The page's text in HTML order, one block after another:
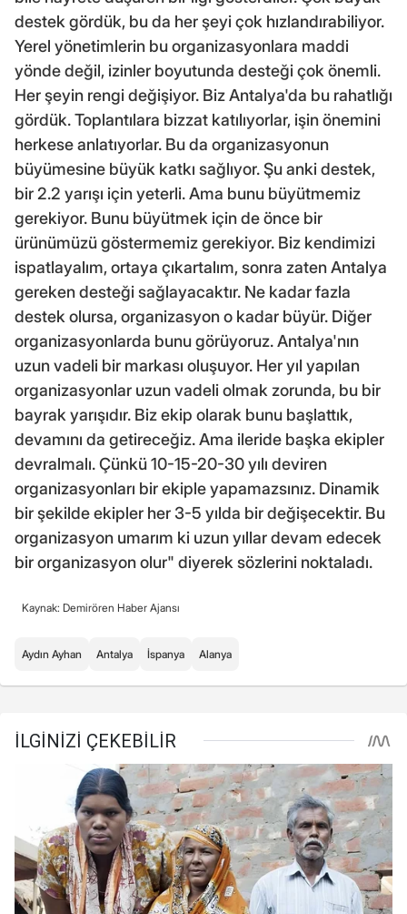
destek gördük, bu da her şeyi çok hızlandırabiliyor.
Yerel yönetimlerin bu organizasyonlara maddi
yönde değil, izinler boyutunda desteği çok önemli.
Her şeyin rengi değişiyor. Biz Antalya'da bu rahatlığı
gördük. Toplantılara bizzat katılıyorlar, işin önemini
herkese anlatıyorlar. Bu da organizasyonun
büyümesine büyük katkı sağlıyor. Şu anki destek,
bir 2.2 yarışı için yeterli. Ama bunu büyütmemiz
gerekiyor. Bunu büyütmek için de önce bir
ürünümüzü göstermemiz gerekiyor. Biz kendimizi
ispatlayalım, ortaya çıkartalım, sonra zaten Antalya
gereken desteği sağlayacaktır. Ne kadar fazla
destek olursa, organizasyon o kadar büyür. Diğer
organizasyonlarda bunu görüyoruz. Antalya'nın
uzun vadeli bir markası oluşuyor. Her yıl yapılan
organizasyonlar uzun vadeli olmak zorunda, bu bir
bayrak yarışıdır. Biz ekip olarak bunu başlattık,
devamını da getireceğiz. Ama ileride başka ekipler
devralmalı. Çünkü 10-15-20-30 yılı deviren
organizasyonları bir ekiple yapamazsınız. Dinamik
bir şekilde ekipler her 3-5 yılda bir değişecektir. Bu
organizasyon umarım ki uzun yıllar devam edecek
bir organizasyon olur" diyerek sözlerini noktaladı.
Kaynak: Demirören Haber Ajansı
Aydın Ayhan Antalya İspanya Alanya